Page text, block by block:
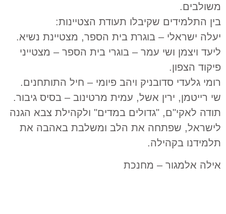
משולבים.
בין התלמידים שקיבלו תעודת הצטיינות:
יעלה ישראלי – בוגרת בית הספר, מצטיינת נשיא.
ליעד ויצמן ושי עמר – בוגרי בית הספר – מצטייני
פיקוד הצפון.
רומי גלעדי סדובניק ויהב פיומי – חיל התותחנים.
שי רייטמן, ירין אשל, עמית מרטינוב – בסיס גיבור.
תודה לאקי"ם, "גדולים במדים" ולקהילת צבא הגנה
לישראל, שפתחה את הלב ומשלבת באהבה את
תלמידנו בקהילה.
אילה אלמגור – מחנכת